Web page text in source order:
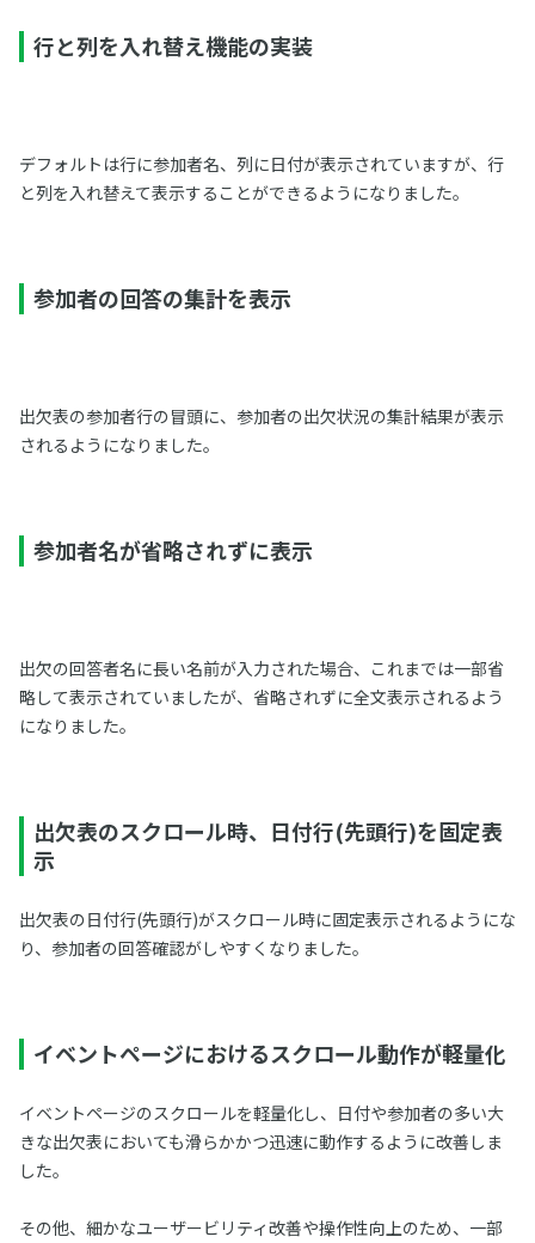
行と列を入れ替え機能の実装
デフォルトは行に参加者名、列に日付が表示されていますが、行
と列を入れ替えて表示することができるようになりました。
参加者の回答の集計を表示
出欠表の参加者行の冒頭に、参加者の出欠状況の集計結果が表示
されるようになりました。
参加者名が省略されずに表示
出欠の回答者名に長い名前が入力された場合、これまでは一部省
略して表示されていましたが、省略されずに全文表示されるよう
になりました。
出欠表のスクロール時、日付行(先頭行)を固定表
示
出欠表の日付行(先頭行)がスクロール時に固定表示されるようにな
り、参加者の回答確認がしやすくなりました。
イベントページにおけるスクロール動作が軽量化
イベントページのスクロールを軽量化し、日付や参加者の多い大
きな出欠表においても滑らかかつ迅速に動作するように改善しま
した。
その他、細かなユーザービリティ改善や操作性向上のため、一部